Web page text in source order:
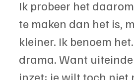
Ik probeer het
te maken dan het is,
kleiner. Ik benoem
drama. Want
inzet: je wilt toch niet